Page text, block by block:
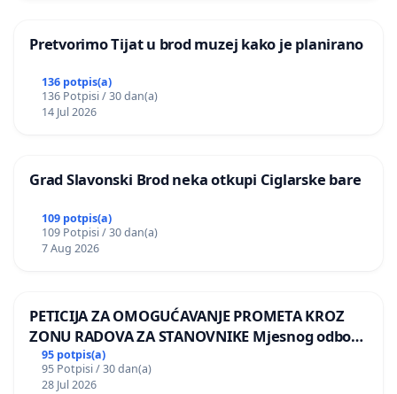
Pretvorimo Tijat u brod muzej kako je planirano
136 potpis(a)
136 Potpisi / 30 dan(a)
14 Jul 2026
Grad Slavonski Brod neka otkupi Ciglarske bare
109 potpis(a)
109 Potpisi / 30 dan(a)
7 Aug 2026
PETICIJA ZA OMOGUĆAVANJE PROMETA KROZ
ZONU RADOVA ZA STANOVNIKE Mjesnog odbora
Kamensko i Lemić Brdo
95 potpis(a)
95 Potpisi / 30 dan(a)
28 Jul 2026